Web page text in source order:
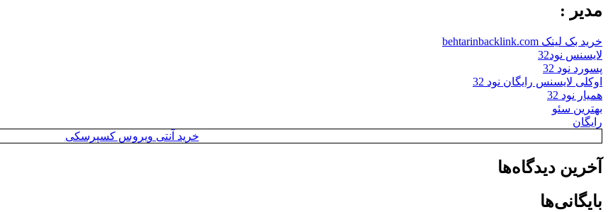
مدیر :
خرید بک لینک behtarinbacklink.com
لایسنس نود32
پسورد نود 32
اوکلی لایسنس رایگان نود 32
همیار نود 32
بهترین سئو
رایگان
خرید آنتی ویروس کسپرسکی
آخرین دیدگاه‌ها
بایگانی‌ها